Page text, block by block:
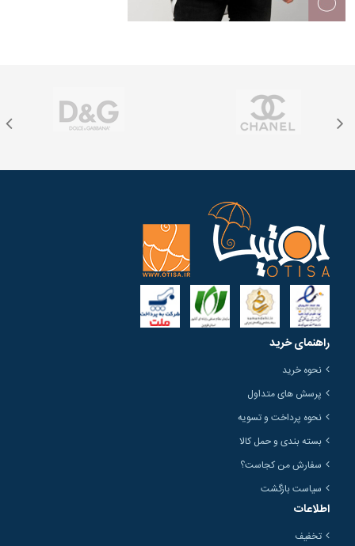
راهنمای خرید
نحوه خرید
پرسش های متداول
نحوه پرداخت و تسویه
بسته بندی و حمل کالا
سفارش من کجاست؟
سیاست بازگشت
اطلاعات
تخفیف